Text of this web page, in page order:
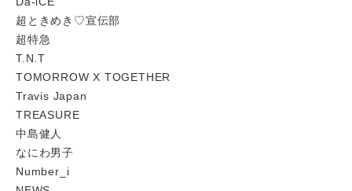
超ときめき♡宣伝部
超特急
T.N.T
TOMORROW X TOGETHER
Travis Japan
TREASURE
中島健人
なにわ男子
Number_i